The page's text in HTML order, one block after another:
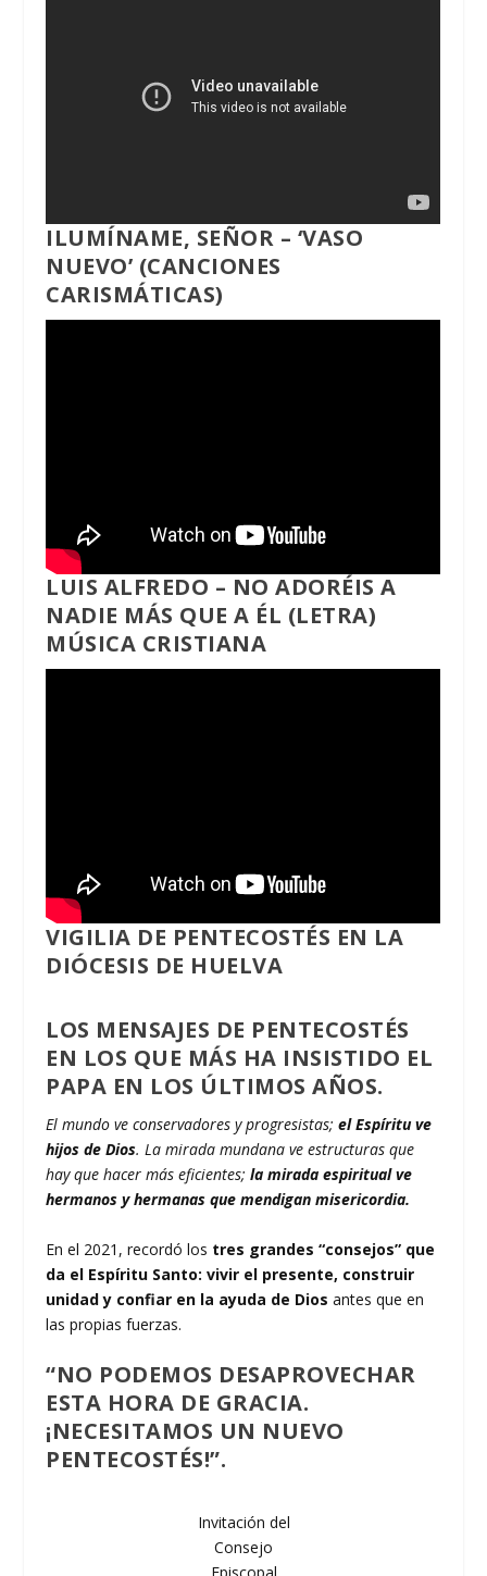
ILUMÍNAME, SEÑOR – ‘VASO
NUEVO’ (CANCIONES
CARISMÁTICAS)
LUIS ALFREDO – NO ADORÉIS A
NADIE MÁS QUE A ÉL (LETRA)
MÚSICA CRISTIANA
VIGILIA DE PENTECOSTÉS EN LA
DIÓCESIS DE HUELVA
LOS MENSAJES DE PENTECOSTÉS
EN LOS QUE MÁS HA INSISTIDO EL
PAPA EN LOS ÚLTIMOS AÑOS.
El mundo ve conservadores y progresistas;el Espíritu ve
hijos de Dios. La mirada mundana ve estructuras que
hay que hacer más eficientes;la mirada espiritual ve
hermanos y hermanas que mendigan misericordia.
En el 2021, recordó los tres grandes “consejos” que
da el Espíritu Santo: vivir el presente, construir
unidad y confiar en la ayuda de Dios antes que en
las propias fuerzas.
“NO PODEMOS DESAPROVECHAR
ESTA HORA DE GRACIA.
¡NECESITAMOS UN NUEVO
PENTECOSTÉS!”.
Invitación del
Consejo